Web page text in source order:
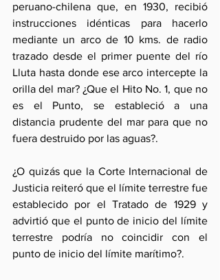
peruano-chilena que, en 1930, recibió
instrucciones idénticas para hacerlo
mediante un arco de 10 kms. de radio
trazado desde el primer puente del río
Lluta hasta donde ese arco intercepte la
orilla del mar? ¿Que el Hito No. 1, que no
es el Punto, se estableció a una
distancia prudente del mar para que no
fuera destruido por las aguas?.
¿O quizás que la Corte Internacional de
Justicia reiteró que el límite terrestre fue
establecido por el Tratado de 1929 y
advirtió que el punto de inicio del límite
terrestre podría no coincidir con el
punto de inicio del límite marítimo?.